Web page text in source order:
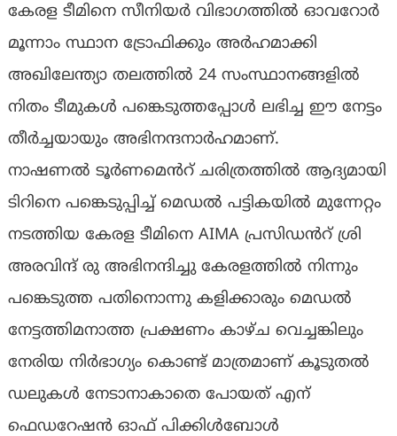
കേരള ടീമിനെ സീനിയർ വിഭാഗത്തിൽ ഓവറോർ
മൂന്നാം സ്ഥാന ട്രോഫിക്കും അർഹമാക്കി
അഖിലേന്ത്യാ തലത്തിൽ 24 സംസ്ഥാനങ്ങളിൽ
നിതം ടീമുകൾ പങ്കെടുത്തപ്പോൾ ലഭിച്ച ഈ നേട്ടം
തീർച്ചയായും അഭിനന്ദനാർഹമാണ്.
നാഷണൽ ടൂർണമെൻറ് ചരിത്രത്തിൽ ആദ്യമായി
ടിറിനെ പങ്കെടുപ്പിച്ച് മെഡൽ പട്ടികയിൽ മുന്നേറ്റം
നടത്തിയ കേരള ടീമിനെ AIMA പ്രസിഡൻറ് ശ്രി
അരവിന്ദ് രു അഭിനന്ദിച്ചു കേരളത്തിൽ നിന്നും
പങ്കെടുത്ത പതിനൊന്നു കളിക്കാരും മെഡൽ
നേട്ടത്തിമനാത്ത പ്രക്ഷണം കാഴ്ച വെച്ചങ്കിലും
നേരിയ നിർഭാഗ്യം കൊണ്ട് മാത്രമാണ് കൂടുതൽ
ഡലുകൾ നേടാനാകാതെ പോയത് എന്
ഫെഡറേഷൻ ഓഫ് പിക്കിൾബോൾ